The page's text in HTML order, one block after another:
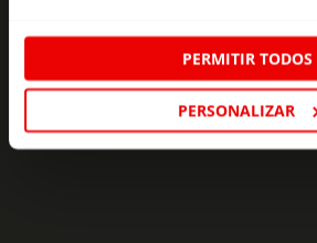
PERMITIR TODOS
PERSONALIZAR
ofertas e novidades para si.
mail